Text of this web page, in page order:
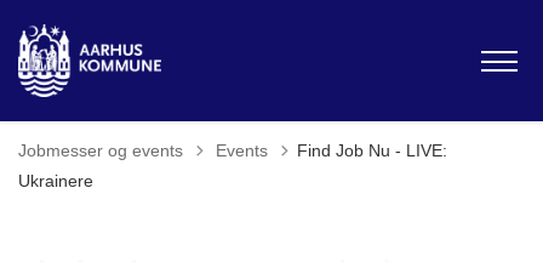
Jobmesser og events Tilbage til
Events
Find Job Nu - LIVE:
Ukrainere